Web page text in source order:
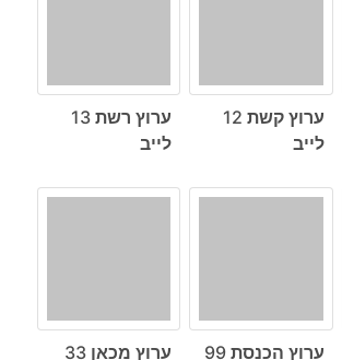
ערוץ קשת 12
לייב
ערוץ רשת 13
לייב
ערוץ הכנסת 99
ערוץ מכאן 33